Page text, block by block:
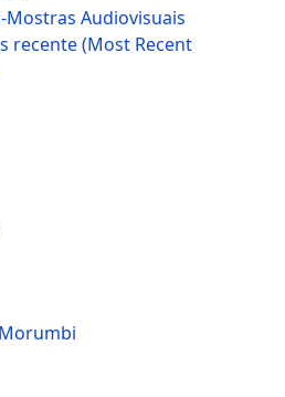
Mostras Audiovisuais
recente (Most Recent